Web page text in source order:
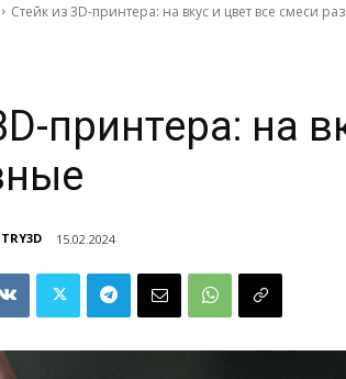
Стейк из 3D-принтера: на вкус и цвет все смеси
принтера: на
15.02.2024